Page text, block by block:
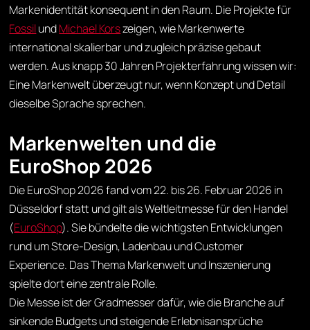
Markenidentität konsequent in den Raum. Die Projekte für
FossilundMichael Korszeigen, wie Markenwerte
international skalierbar und zugleich präzise gebaut
werden. Aus knapp 30 Jahren Projekterfahrung wissen wir:
Eine Markenwelt überzeugt nur, wenn Konzept und Detail
dieselbe Sprache sprechen.
Markenwelten und die
EuroShop 2026
Die EuroShop 2026 fand vom 22. bis 26. Februar 2026 in
Düsseldorf statt und gilt als Weltleitmesse für den Handel
(EuroShop). Sie bündelte die wichtigsten Entwicklungen
rund um Store-Design, Ladenbau und Customer
Experience. Das Thema Markenwelt und Inszenierung
spielte dort eine zentrale Rolle.
Die Messe ist der Gradmesser dafür, wie die Branche auf
sinkende Budgets und steigende Erlebnisansprüche